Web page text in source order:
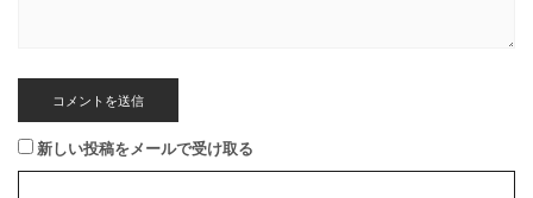
新しい投稿をメールで受け取る